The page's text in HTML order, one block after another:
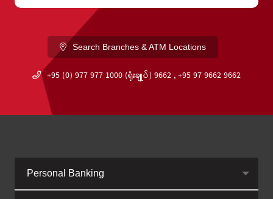
Search Branches & ATM Locations
+95 (0) 977 977 1000 (ရုံးချုပ်) 9662 , +95 97 9662 9662
Personal Banking